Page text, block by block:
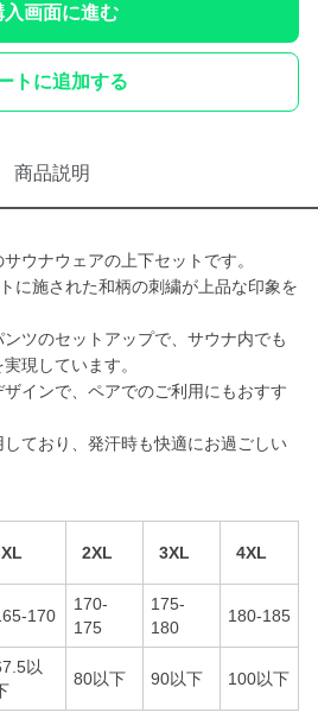
入画面に進む
トに追加する
商品説明
ウナウェアの上下セットです。
に施された和柄の刺繍が上品な印象を
ツのセットアップで、サウナ内でも
現しています。
インで、ペアでのご利用にもおすす
ており、発汗時も快適にお過ごしい
XL 2XL 3XL 4XL
170
170-
175
175-
180
180-185
以
80以下 90以下 100以下